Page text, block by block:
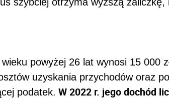
powyżej 26 lat wynosi 15 000
uzyskania przychodów oraz
podatek. W 2022 r. jego dochód